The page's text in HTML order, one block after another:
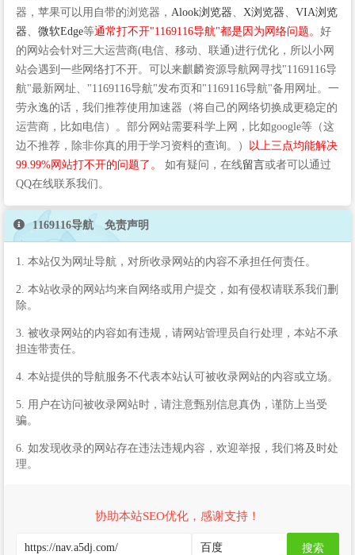
器，苹果可以用自带的浏览器， Alook浏览器 X浏览器
VIA浏览
器
微软Edge等通常打不开"1169116导航"都是因为网络问题。 好
的网站会针对三大运营商(电信、移动、联通)进行优化，所以小网
站会遇到一些网络打不开。可以来麒麟资源导航网寻找"1169116导
航"最新网址、"1169116导航"发布页和"1169116导航"备用网址。一
劳永逸的话，我们推荐使用加速器（将自己的网络切换成更稳定的
运营商，比如电信）。部分网站需要科学上网，比如google等（这
边不推荐，除非你真的用于学习资料的查询。）
以上三点均能解决
99.99%网站打不开的问题了。
如有疑问，在线留言或者可以通过
QQ在线联系我们。
1169116导航 免责声明
1. 本站仅为网址导航，对所收录网站的内容不承担任何责任。
2. 本站收录的网站均来自网络或用户提交，如有侵权请联系我们删
除。
3. 被收录网站的内容如有违规，请网站管理员自行处理，本站不承
担连带责任。
4. 本站提供的导航服务不代表本站认可被收录网站的内容或立场。
5. 用户在访问被收录网站时，请注意甄别信息真伪，谨防上当受
骗。
6. 如发现收录的网站存在违法违规内容，欢迎举报，我们将及时处
理。
协助本站SEO优化，感谢支持！
搜索